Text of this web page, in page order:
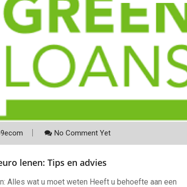
No Comment Yet
lenen: Tips en advies
Alles wat u moet weten Heeft u behoefte aan een